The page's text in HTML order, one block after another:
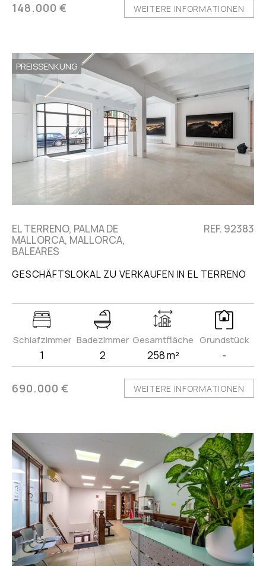
148.000 € WEITERE INFORMATIONEN
PREISSENKUNG
EL TERRENO, PALMA DE
MALLORCA, MALLORCA,
BALEARES
REF. 92383
GESCHÄFTSLOKAL ZU VERKAUFEN IN EL TERRENO
Schlafzimmer
1
Badezimmer
2
Gesamtfläche
258 m²
Grundstück
-
690.000 € WEITERE INFORMATIONEN